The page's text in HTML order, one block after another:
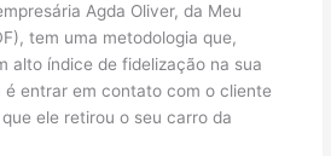
Agda Oliver, da Meu
tem uma metodologia que,
alto índice de fidelização na sua
é entrar em contato com o cliente
ele retirou o seu carro da